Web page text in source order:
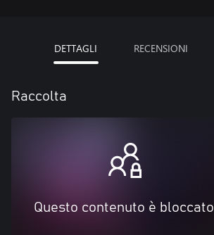
DETTAGLI RECENSIONI
Raccolta
Questo contenuto è bloccato